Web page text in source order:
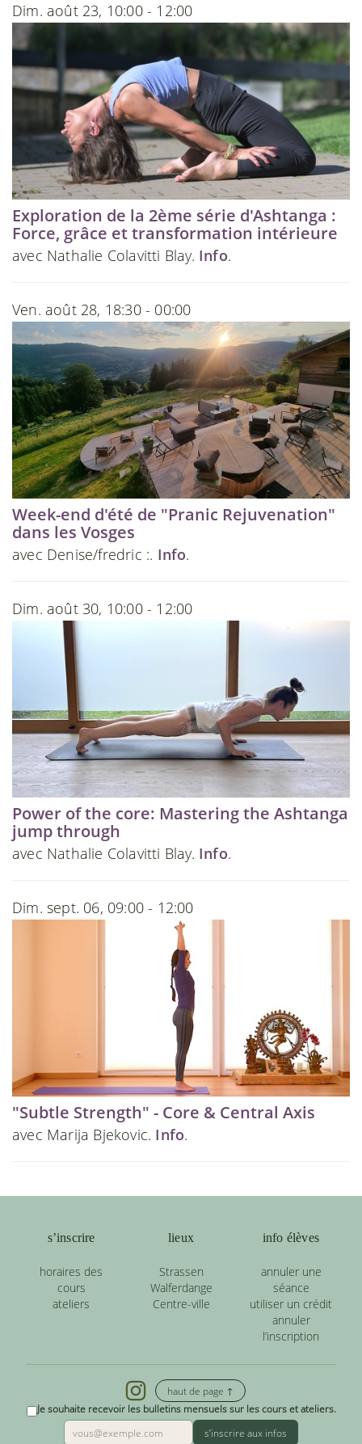
Dim. août 23, 10:00 - 12:00
Exploration de la 2ème série d'Ashtanga :
Force, grâce et transformation intérieure
avec Nathalie Colavitti Blay. Info.
Ven. août 28, 18:30 - 00:00
Week-end d'été de "Pranic Rejuvenation"
dans les Vosges
avec Denise/fredric :. Info.
Dim. août 30, 10:00 - 12:00
Power of the core: Mastering the Ashtanga
jump through
avec Nathalie Colavitti Blay. Info.
Dim. sept. 06, 09:00 - 12:00
"Subtle Strength" - Core & Central Axis
avec Marija Bjekovic. Info.
s’inscrire
horaires des
cours
ateliers
lieux
Strassen
Walferdange
Centre-ville
info élèves
annuler une
séance
utiliser un crédit
annuler
l’inscription
haut de page ↑
Je souhaite recevoir les bulletins mensuels sur les cours et ateliers.
s’inscrire aux infos